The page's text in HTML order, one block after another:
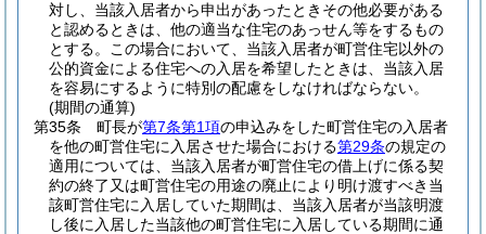
対し、当該入居者から申出があったときその他必要がある
と認めるときは、他の適当な住宅のあっせん等をするもの
とする。
この場合において、当該入居者が町営住宅以外の
公的資金による住宅への入居を希望したときは、当該入居
を容易にするように特別の配慮をしなければならない。
(期間の通算)
第35条
町長が第7条第1項の申込みをした町営住宅の入居者
を他の町営住宅に入居させた場合における第29条の規定の
適用については、当該入居者が町営住宅の借上げに係る契
約の終了又は町営住宅の用途の廃止により明け渡すべき当
該町営住宅に入居していた期間は、当該入居者が当該明渡
し後に入居した当該他の町営住宅に入居している期間に通